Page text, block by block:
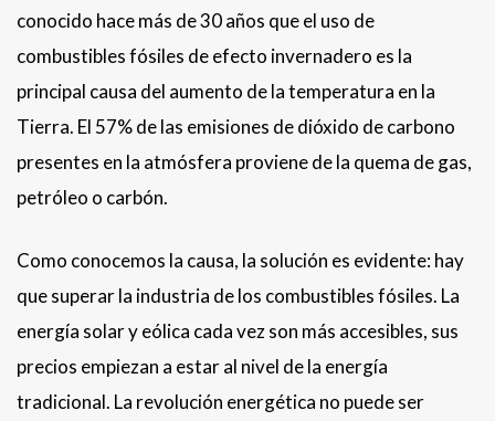
conocido hace más de 30 años que el uso de
combustibles fósiles de efecto invernadero es la
principal causa del aumento de la temperatura en la
Tierra. El 57% de las emisiones de dióxido de carbono
presentes en la atmósfera proviene de la quema de gas,
petróleo o carbón.
Como conocemos la causa, la solución es evidente: hay
que superar la industria de los combustibles fósiles. La
energía solar y eólica cada vez son más accesibles, sus
precios empiezan a estar al nivel de la energía
tradicional. La revolución energética no puede ser